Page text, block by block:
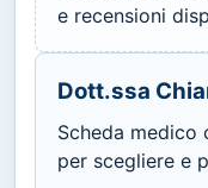
e recensioni
Dott.ssa
Scheda medico
per scegliere e